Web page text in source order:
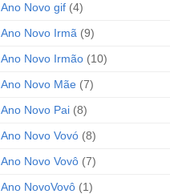
Ano Novo gif (4)
Ano Novo Irmã (9)
Ano Novo Irmão (10)
Ano Novo Mãe (7)
Ano Novo Pai (8)
Ano Novo Vovó (8)
Ano Novo Vovô (7)
Ano NovoVovô (1)